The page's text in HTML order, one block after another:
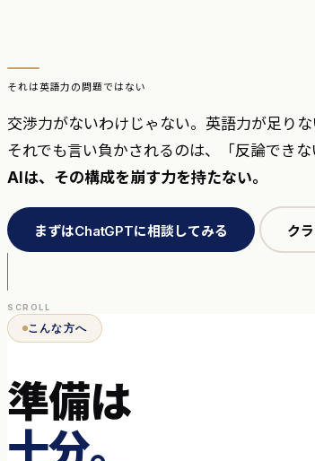
それは英語力の問題ではない
交渉力がないわけじゃない。英語力が足りな
それでも言い負かされるのは、「反論できな
AIは、その構成を崩す力を持たない。
まずはChatGPTに相談してみる ク
SCROLL
こんな方へ
準備は
十分。